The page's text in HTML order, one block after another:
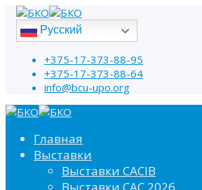
Русский
+375-17-373-88-95
+375-17-373-88-64
info@bcu-upo.org
Главная
Выставки
Выставки CACIB